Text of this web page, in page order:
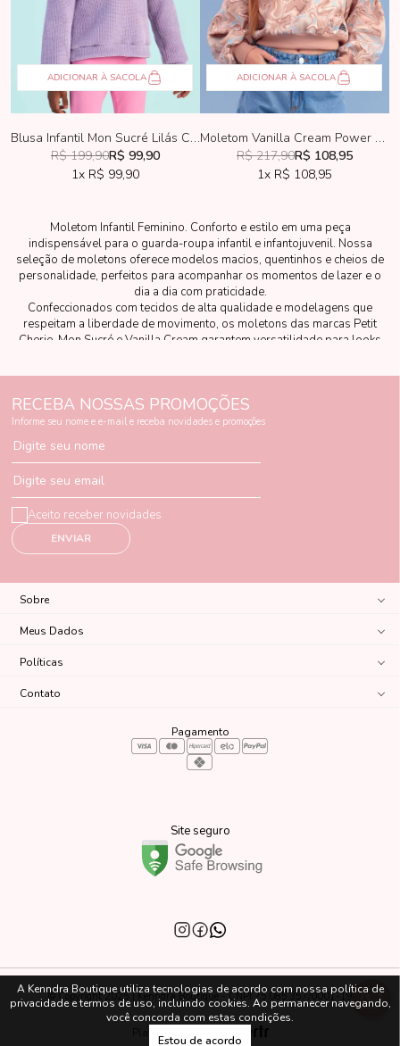
ADICIONAR À SACOLA
Blusa Infantil Mon Sucré Lilás Color
R$ 199,90R$ 99,90
1x R$ 99,90
ADICIONAR À SACOLA
Moletom Vanilla Cream Power Green
R$ 217,90R$ 108,95
1x R$ 108,95
Moletom Infantil Feminino. Conforto e estilo em uma peça
indispensável para o guarda-roupa infantil e infantojuvenil. Nossa
seleção de moletons oferece modelos macios, quentinhos e cheios de
personalidade, perfeitos para acompanhar os momentos de lazer e o
dia a dia com praticidade.
Confeccionados com tecidos de alta qualidade e modelagens que
respeitam a liberdade de movimento, os moletons das marcas Petit
Cherie, Mon Sucré e Vanilla Cream garantem versatilidade para looks
RECEBA NOSSAS PROMOÇÕES
Informe seu nome e e-mail e receba novidades e promoções
Digite seu nome
Digite seu email
ENVIAR
Aceito receber novidades
Sobre
Meus Dados
Políticas
Contato
Pagamento
Site seguro
Plataforma
© Copyright 2025 | Kenndra Boutique - CNPJ 75.085.357/0001-19
A Kenndra Boutique utiliza tecnologias de acordo com nossa política de
privacidade e termos de uso, incluindo cookies. Ao permanecer navegando,
você concorda com estas condições.
Estou de acordo